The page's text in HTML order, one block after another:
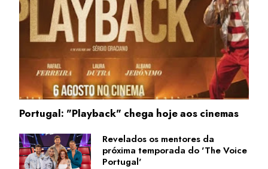
Portugal: "Playback" chega hoje aos cinemas
Revelados os mentores da
próxima temporada do 'The Voice
Portugal'